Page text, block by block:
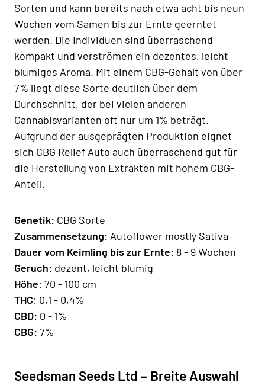
Sorten und kann bereits nach etwa acht bis neun
Wochen vom Samen bis zur Ernte geerntet
werden. Die Individuen sind überraschend
kompakt und verströmen ein dezentes, leicht
blumiges Aroma. Mit einem CBG-Gehalt von über
7% liegt diese Sorte deutlich über dem
Durchschnitt, der bei vielen anderen
Cannabisvarianten oft nur um 1% beträgt.
Aufgrund der ausgeprägten Produktion eignet
sich CBG Relief Auto auch überraschend gut für
die Herstellung von Extrakten mit hohem CBG-
Anteil.
Genetik: CBG Sorte
Zusammensetzung: Autoflower mostly Sativa
Dauer vom Keimling bis zur Ernte: 8 - 9 Wochen
Geruch: dezent, leicht blumig
Höhe: 70 - 100 cm
THC: 0,1 - 0,4%
CBD: 0 - 1%
CBG: 7%
Seedsman Seeds Ltd – Breite Auswahl